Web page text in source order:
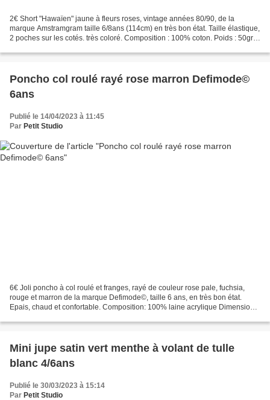
2€ Short "Hawaïen" jaune à fleurs roses, vintage années 80/90, de la
marque Amstramgram taille 6/8ans (114cm) en très bon état. Taille élastique,
2 poches sur les cotés. très coloré. Composition : 100% coton. Poids : 50gr.
Poncho col roulé rayé rose marron Defimode©
6ans
Publié le 14/04/2023 à 11:45
Par Petit Studio
6€ Joli poncho à col roulé et franges, rayé de couleur rose pale, fuchsia,
rouge et marron de la marque Defimode©, taille 6 ans, en très bon état.
Epais, chaud et confortable. Composition: 100% laine acrylique Dimensions
Mini jupe satin vert menthe à volant de tulle
blanc 4/6ans
Publié le 30/03/2023 à 15:14
Par Petit Studio